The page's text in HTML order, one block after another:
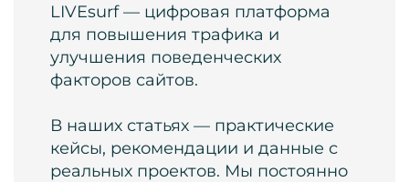
LIVEsurf — цифровая платформа
для повышения трафика и
улучшения поведенческих
факторов сайтов.
В наших статьях — практические
кейсы, рекомендации и данные с
реальных проектов. Мы постоянно